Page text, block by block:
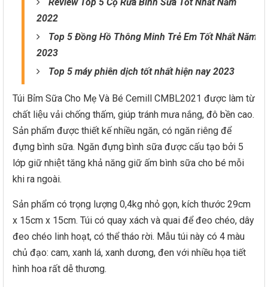
2022
Top 5 Đồng Hồ Thông Minh Trẻ Em Tốt Nhất Năm
2023
Top 5 máy phiên dịch tốt nhất hiện nay 2023
Túi Bỉm Sữa Cho Mẹ Và Bé Cemill CMBL2021 được làm từ
chất liệu vải chống thấm, giúp tránh mưa nắng, đô bền cao.
Sản phẩm được thiết kế nhiều ngăn, có ngăn riêng để
đựng bình sữa. Ngăn đựng bình sữa được cấu tạo bởi 5
lớp giữ nhiệt tăng khả năng giữ ấm bình sữa cho bé mỗi
khi ra ngoài.
Sản phẩm có trọng lượng 0,4kg nhỏ gọn, kích thước 29cm
x 15cm x 15cm. Túi có quay xách và quai để đeo chéo, dây
đeo chéo linh hoạt, có thể tháo rời. Mẫu túi này có 4 màu
chủ đạo: cam, xanh lá, xanh dương, đen với nhiều họa tiết
hình hoa rất dễ thương.